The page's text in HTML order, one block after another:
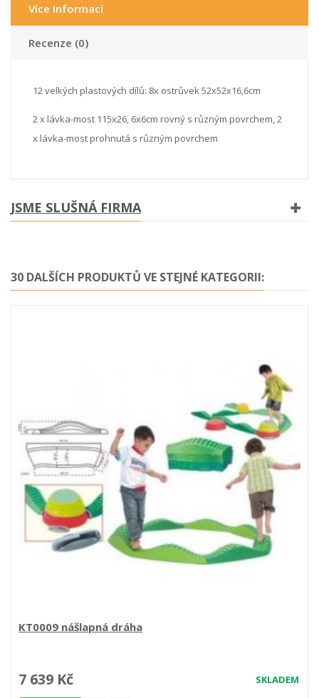
Více Informací
Recenze (0)
12 velkých plastových dílů: 8x ostrůvek 52x52x16,6cm
2 x lávka-most 115x26, 6x6cm rovný s různým povrchem, 2
x lávka-most prohnutá s různým povrchem
JSME SLUŠNÁ FIRMA
30 DALŠÍCH PRODUKTŮ VE STEJNÉ KATEGORII:
KT0009 nášlapná dráha
SKLADEM
7 639 Kč